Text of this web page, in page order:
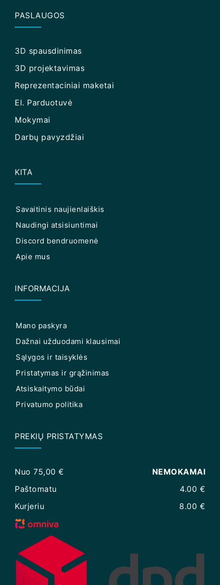
PASLAUGOS
3D spausdinimas
3D projektavimas
Reprezentaciniai maketai
El. Parduotuvė
Mokymai
Darbų pavyzdžiai
KITA
Savaitinis naujienlaiškis
Naudingi atsisiuntimai
Discord bendruomenė
Apie mus
INFORMACIJA
Mano paskyra
Dažnai užduodami klausimai
Sąlygos ir taisyklės
Pristatymas ir grąžinimas
Atsiskaitymo būdai
Privatumo politika
PREKIŲ PRISTATYMAS
Nuo 75,00 €
NEMOKAMAI
Paštomatu
4.00 €
Kurjeriu
8.00 €